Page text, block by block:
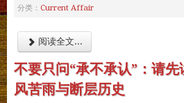
分类： Current Affair
阅读全文...
不要只问“承不承认”：请
风苦雨与断层历史